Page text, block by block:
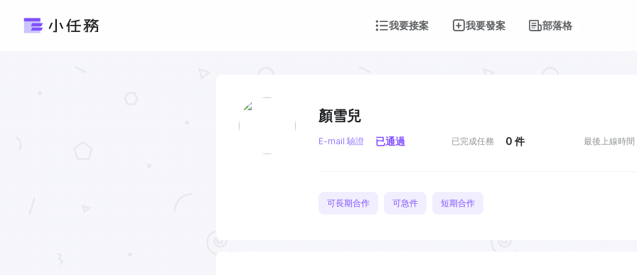
我要接案 我要發案 部落格
顏雪兒
E-mail 驗證 已通過 已完成任務 0 件 最後上線時間
可長期合作 可急件 短期合作